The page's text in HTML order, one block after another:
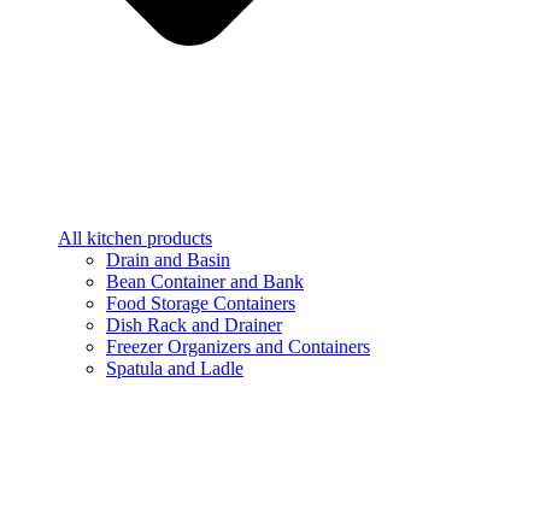
All kitchen products
Drain and Basin
Bean Container and Bank
Food Storage Containers
Dish Rack and Drainer
Freezer Organizers and Containers
Spatula and Ladle